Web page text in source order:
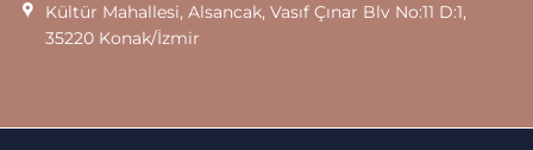
Kültür Mahallesi, Alsancak, Vasıf Çınar Blv No:11 D:1,
35220 Konak/İzmir